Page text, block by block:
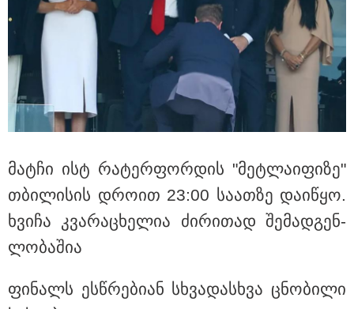
"მოვიპოვეთ ფარული ჩანაწერი ნია იმნაძესა და
მამამისს შორის, განიხილავდნენ, როგორ ჩაიდინა
გაბაშვილმა დანაშაული" - გიგა ავალიანის საქმის
პროკურორი ნია იმნაძის და მამის დიალოგის
ფარული ჩანაწერის შინაარსს ასაჯაროებს
18:21 / 07-08-2026
მატ­ჩი ისტ რა­ტერ­ფორ­დის "მეტ­ლა­ი­ფი­ზე"
თბი­ლი­სის დრო­ით 23:00 სა­ათ­ზე და­ი­წყო.
ხვი­ჩა კვა­რა­ცხე­ლია ძი­რი­თად შე­მად­გენ­
ლო­ბა­შია
ფი­ნალს ეს­წრე­ბი­ან სხვა­დას­ხვა ცნო­ბი­ლი